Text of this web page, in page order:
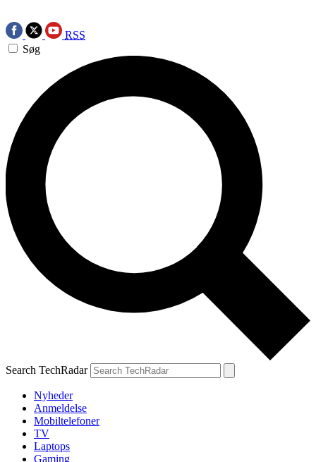
RSS
Søg
Search TechRadar
Nyheder
Anmeldelse
Mobiltelefoner
TV
Laptops
Gaming